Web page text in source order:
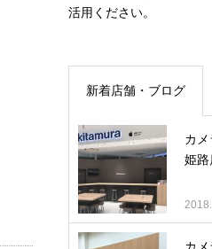
活用ください。
新着店舗・ブログ
カ
姫路